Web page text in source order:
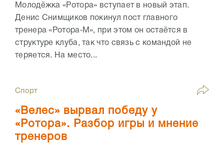
Молодёжка «Ротора» вступает в новый этап.
Денис Снимщиков покинул пост главного
тренера «Ротора‑М», при этом он остаётся в
структуре клуба, так что связь с командой не
теряется. На место...
Спорт
«Велес» вырвал победу у
«Ротора». Разбор игры и мнение
тренеров